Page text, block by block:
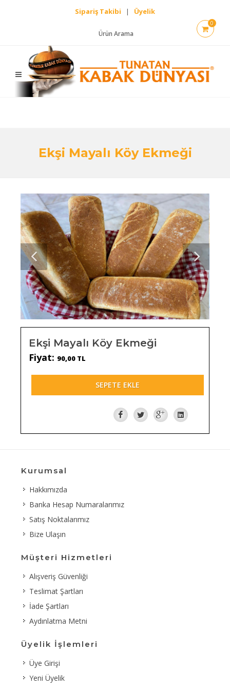
Sipariş Takibi | Üyelik
Ürün Arama
0
Ekşi Mayalı Köy Ekmeği
Ekşi Mayalı Köy Ekmeği
Fiyat: 90,00 TL
SEPETE EKLE
Kurumsal
Hakkımızda
Banka Hesap Numaralarımız
Satış Noktalarımız
Bize Ulaşın
Müşteri Hizmetleri
Alışveriş Güvenliği
Teslimat Şartları
İade Şartları
Aydınlatma Metni
Üyelik İşlemleri
Üye Girişi
Yeni Üyelik